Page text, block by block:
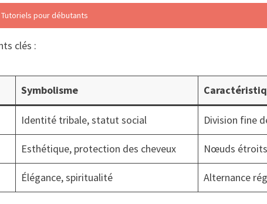
pour débutants
clés :
Symbolisme
Identité tribale, statut social Division fine
Esthétique, protection des cheveux Nœuds
Élégance, spiritualité Alternance